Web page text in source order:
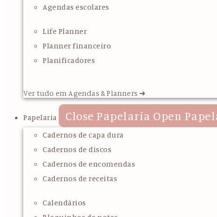
Agendas escolares
Life Planner
Planner financeiro
Planificadores
Ver tudo em Agendas & Planners ➜
Papelaria Close Papelaria Open
Cadernos de capa dura
Cadernos de discos
Cadernos de encomendas
Cadernos de receitas
Calendários